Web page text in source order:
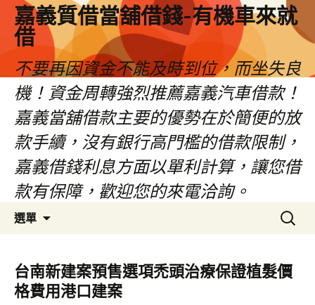
嘉義質借當舖借錢-有機車來就
借
不要再因資金不能及時到位，而坐失良
機！資金周轉強烈推薦嘉義汽車借款！
嘉義當舖借款主要的優勢在於簡便的放
款手續，沒有銀行高門檻的借款限制，
嘉義借錢利息方面以單利計算，讓您借
款有保障，歡迎您的來電洽詢。
選單
容
區
搜
尋
鍵
字:
台南新建案預售選項禿頭治療保證植髮價
格費用港口建案